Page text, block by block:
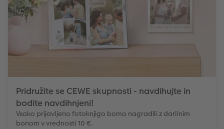
Vzorčne fotoknjige strank
Deluje takole
Zbirka Art Collection
Nature fotografije
Velikost fotografije
Art fotografije
Normalna obdelava fotografij
Fotografija na aluminiju, direkten natis
Galerijski tisk
Poročna tabla dobrodošlice
Letvica za poster
Voščilnice
Svet hišnih ljubljenčkov
Darilne fotoskatle
Tekstil
Ideje za unikatna darila
Ideje za darila za vaše najdražje
Poroka
Matura
Pridružite se CEWE skupnosti - navdihujte in
bodite navdihnjeni!
Vsako prijavljeno fotoknjigo bomo nagradili z darilnim
bonom v vrednosti 10 €.